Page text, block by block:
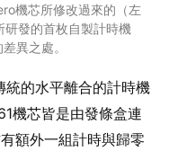
機芯所修改過來的（左
發的首枚自製計時機
異之處。
統的水平離合的計時機
機芯皆是由發條盒連
額外一組計時與歸零